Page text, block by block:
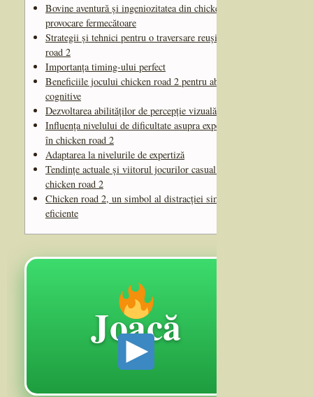
Bovine aventură și ingeniozitatea din chicken road 2, o
provocare fermecătoare
Strategii și tehnici pentru o traversare reușită în chicken
road 2
Importanța timing-ului perfect
Beneficiile jocului chicken road 2 pentru abilitățile
cognitive
Dezvoltarea abilităților de percepție vizuală
Influența nivelului de dificultate asupra experienței de joc
în chicken road 2
Adaptarea la nivelurile de expertiză
Tendințe actuale și viitorul jocurilor casual precum
chicken road 2
Chicken road 2, un simbol al distracției simple și
eficiente
Joacă